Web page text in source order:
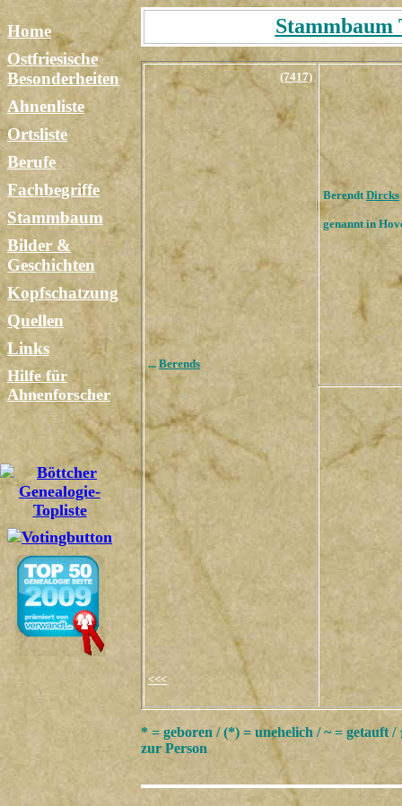
Home
Ostfriesische
Besonderheiten
Ahnenliste
Ortsliste
Berufe
Fachbegriffe
Stammbaum
Bilder &
Geschichten
Kopfschatzung
Quellen
Links
Hilfe für
Ahnenforscher
(7417)
... Berends
<<<
BerendtDircks
genannt in
* = geboren / (*) = unehelich / ~ = getauft /
zur Person